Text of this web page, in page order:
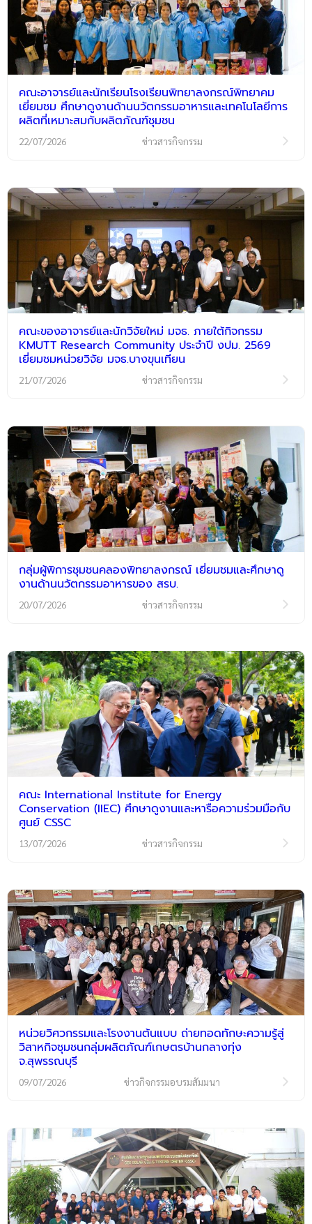
คณะอาจารย์และนักเรียนโรงเรียนพิทยาลงกรณ์พิทยาคม
เยี่ยมชม ศึกษาดูงานด้านนวัตกรรมอาหารและเทคโนโลยีการ
ผลิตที่เหมาะสมกับผลิตภัณฑ์ชุมชน
22/07/2026 ข่าวสารกิจกรรม
คณะของอาจารย์และนักวิจัยใหม่ มจธ. ภายใต้กิจกรรม
KMUTT Research Community ประจำปี งปม. 2569
เยี่ยมชมหน่วยวิจัย มจธ.บางขุนเทียน
21/07/2026 ข่าวสารกิจกรรม
กลุ่มผู้พิการชุมชนคลองพิทยาลงกรณ์ เยี่ยมชมและศึกษาดู
งานด้านนวัตกรรมอาหารของ สรบ.
20/07/2026 ข่าวสารกิจกรรม
คณะ International Institute for Energy
Conservation (IIEC) ศึกษาดูงานและหารือความร่วมมือกับ
ศูนย์ CSSC
13/07/2026 ข่าวสารกิจกรรม
หน่วยวิศวกรรมและโรงงานต้นแบบ ถ่ายทอดทักษะความรู้สู่
วิสาหกิจชุมชนกลุ่มผลิตภัณฑ์เกษตรบ้านกลางทุ่ง
จ.สุพรรณบุรี
09/07/2026 ข่าวกิจกรรมอบรมสัมมนา